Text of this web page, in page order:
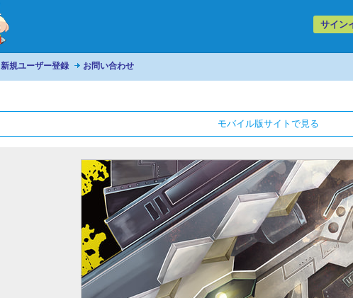
サイン
新規ユーザー登録 お問い合わせ
モバイル版サイトで見る